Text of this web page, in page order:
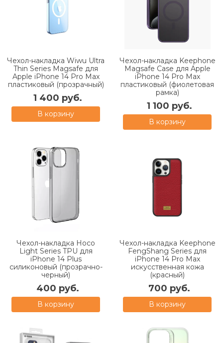
Чехол-накладка Wiwu Ultra
Thin Series Magsafe для
Apple iPhone 14 Pro Max
пластиковый (прозрачный)
1 400 руб.
В корзину
Чехол-накладка Keephone
Magsafe Case для Apple
iPhone 14 Pro Max
пластиковый (фиолетовая
рамка)
1 100 руб.
В корзину
Чехол-накладка Hoco
Light Series TPU для
iPhone 14 Plus
силиконовый (прозрачно-
черный)
400 руб.
В корзину
Чехол-накладка Keephone
FengShang Series для
iPhone 14 Pro Max
искусственная кожа
(красный)
700 руб.
В корзину